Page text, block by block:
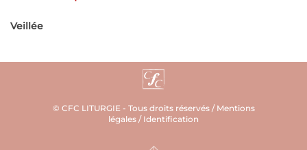
Veillée
© CFC LITURGIE - Tous droits réservés / Mentions
légales / Identification